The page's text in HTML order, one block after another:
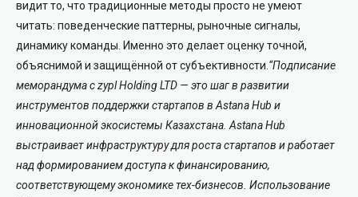
видит то, что традиционные методы просто не умеют
читать: поведенческие паттерны, рыночные сигналы,
динамику команды. Именно это делает оценку точной,
объяснимой и защищённой от субъективности. “Подписание
меморандума с zypl Holding LTD — это шаг в развитии
инструментов поддержки стартапов в Astana Hub и
инновационной экосистемы Казахстана. Astana Hub
выстраивает инфраструктуру для роста стартапов и работает
над формированием доступа к финансированию,
соответствующему экономике тех-бизнесов. Использование